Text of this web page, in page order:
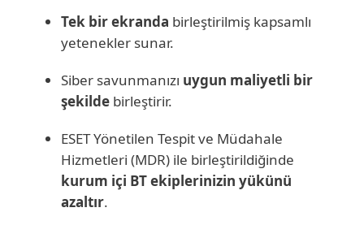
Tek bir ekranda birleştirilmiş kapsamlı
yetenekler sunar.
Siber savunmanızı uygun maliyetli bir
şekilde birleştirir.
ESET Yönetilen Tespit ve Müdahale
Hizmetleri (MDR) ile birleştirildiğinde
kurum içi BT ekiplerinizin yükünü
azaltır.